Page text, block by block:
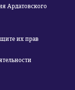
Ардатовского
их прав